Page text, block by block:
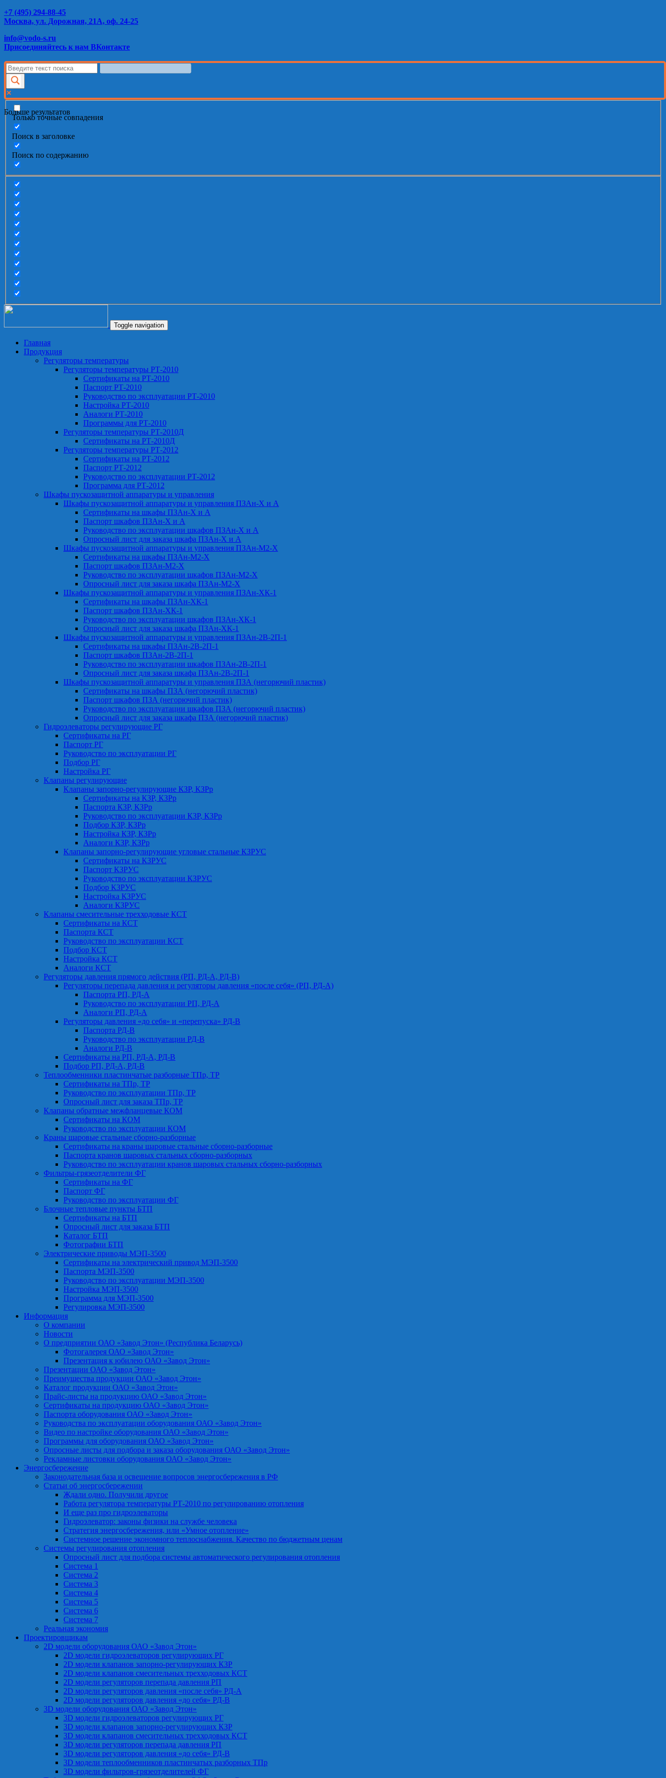
+7 (495) 294-88-45
Москва, ул. Дорожная, 21А, оф. 24-25
info@vodo-s.ru
Присоединяйтесь к нам ВКонтакте
Больше результатов
Только точные совпадения
Поиск в заголовке
Поиск по содержанию
Toggle navigation
Главная
Продукция
Регуляторы температуры
Регуляторы температуры РТ-2010
Сертификаты на РТ-2010
Паспорт РТ-2010
Руководство по эксплуатации РТ-2010
Настройка РТ-2010
Аналоги РТ-2010
Программы для РТ-2010
Регуляторы температуры РТ-2010Д
Сертификаты на РТ-2010Д
Регуляторы температуры РТ-2012
Сертификаты на РТ-2012
Паспорт РТ-2012
Руководство по эксплуатации РТ-2012
Программа для РТ-2012
Шкафы пускозащитной аппаратуры и управления
Шкафы пускозащитной аппаратуры и управления ПЗАн-Х и А
Сертификаты на шкафы ПЗАн-Х и А
Паспорт шкафов ПЗАн-Х и А
Руководство по эксплуатации шкафов ПЗАн-Х и А
Опросный лист для заказа шкафа ПЗАн-Х и А
Шкафы пускозащитной аппаратуры и управления ПЗАн-М2-Х
Сертификаты на шкафы ПЗАн-М2-Х
Паспорт шкафов ПЗАн-М2-Х
Руководство по эксплуатации шкафов ПЗАн-М2-Х
Опросный лист для заказа шкафа ПЗАн-М2-Х
Шкафы пускозащитной аппаратуры и управления ПЗАн-ХК-1
Сертификаты на шкафы ПЗАн-ХК-1
Паспорт шкафов ПЗАн-ХК-1
Руководство по эксплуатации шкафов ПЗАн-ХК-1
Опросный лист для заказа шкафа ПЗАн-ХК-1
Шкафы пускозащитной аппаратуры и управления ПЗАн-2В-2П-1
Сертификаты на шкафы ПЗАн-2В-2П-1
Паспорт шкафов ПЗАн-2В-2П-1
Руководство по эксплуатации шкафов ПЗАн-2В-2П-1
Опросный лист для заказа шкафа ПЗАн-2В-2П-1
Шкафы пускозащитной аппаратуры и управления ПЗА (негорючий пластик)
Сертификаты на шкафы ПЗА (негорючий пластик)
Паспорт шкафов ПЗА (негорючий пластик)
Руководство по эксплуатации шкафов ПЗА (негорючий пластик)
Опросный лист для заказа шкафа ПЗА (негорючий пластик)
Гидроэлеваторы регулирующие РГ
Сертификаты на РГ
Паспорт РГ
Руководство по эксплуатации РГ
Подбор РГ
Настройка РГ
Клапаны регулирующие
Клапаны запорно-регулирующие КЗР, КЗРр
Сертификаты на КЗР, КЗРр
Паспорта КЗР, КЗРр
Руководство по эксплуатации КЗР, КЗРр
Подбор КЗР, КЗРр
Настройка КЗР, КЗРр
Аналоги КЗР, КЗРр
Клапаны запорно-регулирующие угловые стальные КЗРУС
Сертификаты на КЗРУС
Паспорт КЗРУС
Руководство по эксплуатации КЗРУС
Подбор КЗРУС
Настройка КЗРУС
Аналоги КЗРУС
Клапаны смесительные трехходовые КСТ
Сертификаты на КСТ
Паспорта КСТ
Руководство по эксплуатации КСТ
Подбор КСТ
Настройка КСТ
Аналоги КСТ
Регуляторы давления прямого действия (РП, РД-А, РД-В)
Регуляторы перепада давления и регуляторы давления «после себя» (РП, РД-А)
Паспорта РП, РД-А
Руководство по эксплуатации РП, РД-А
Аналоги РП, РД-А
Регуляторы давления «до себя» и «перепуска» РД-В
Паспорта РД-В
Руководство по эксплуатации РД-В
Аналоги РД-В
Сертификаты на РП, РД-А, РД-В
Подбор РП, РД-А, РД-В
Теплообменники пластинчатые разборные ТПр, ТР
Сертификаты на ТПр, ТР
Руководство по эксплуатации ТПр, ТР
Опросный лист для заказа ТПр, ТР
Клапаны обратные межфланцевые КОМ
Сертификаты на КОМ
Руководство по эксплуатации КОМ
Краны шаровые стальные сборно-разборные
Сертификаты на краны шаровые стальные сборно-разборные
Паспорта кранов шаровых стальных сборно-разборных
Руководство по эксплуатации кранов шаровых стальных сборно-разборных
Фильтры-грязеотделители ФГ
Сертификаты на ФГ
Паспорт ФГ
Руководство по эксплуатации ФГ
Блочные тепловые пункты БТП
Сертификаты на БТП
Опросный лист для заказа БТП
Каталог БТП
Фотографии БТП
Электрические приводы МЭП-3500
Сертификаты на электрический привод МЭП-3500
Паспорта МЭП-3500
Руководство по эксплуатации МЭП-3500
Настройка МЭП-3500
Программа для МЭП-3500
Регулировка МЭП-3500
Информация
О компании
Новости
О предприятии ОАО «Завод Этон» (Республика Беларусь)
Фотогалерея ОАО «Завод Этон»
Презентация к юбилею ОАО «Завод Этон»
Презентации ОАО «Завод Этон»
Преимущества продукции ОАО «Завод Этон»
Каталог продукции ОАО «Завод Этон»
Прайс-листы на продукцию ОАО «Завод Этон»
Сертификаты на продукцию ОАО «Завод Этон»
Паспорта оборудования ОАО «Завод Этон»
Руководства по эксплуатации оборудования ОАО «Завод Этон»
Видео по настройке оборудования ОАО «Завод Этон»
Программы для оборудования ОАО «Завод Этон»
Опросные листы для подбора и заказа оборудования ОАО «Завод Этон»
Рекламные листовки оборудования ОАО «Завод Этон»
Энергосбережение
Законодательная база и освещение вопросов энергосбережения в РФ
Статьи об энергосбережении
Ждали одно. Получили другое
Работа регулятора температуры РТ-2010 по регулированию отопления
И еще раз про гидроэлеваторы
Гидроэлеватор: законы физики на службе человека
Стратегия энергосбережения, или «Умное отопление»
Системное решение экономного теплоснабжения. Качество по бюджетным ценам
Системы регулирования отопления
Опросный лист для подбора системы автоматического регулирования отопления
Система 1
Система 2
Система 3
Система 4
Система 5
Система 6
Система 7
Реальная экономия
Проектировщикам
2D модели оборудования ОАО «Завод Этон»
2D модели гидроэлеваторов регулирующих РГ
2D модели клапанов запорно-регулирующих КЗР
2D модели клапанов смесительных трехходовых КСТ
2D модели регуляторов перепада давления РП
2D модели регуляторов давления «после себя» РД-А
2D модели регуляторов давления «до себя» РД-В
3D модели оборудования ОАО «Завод Этон»
3D модели гидроэлеваторов регулирующих РГ
3D модели клапанов запорно-регулирующих КЗР
3D модели клапанов смесительных трехходовых КСТ
3D модели регуляторов перепада давления РП
3D модели регуляторов давления «до себя» РД-В
3D модели теплообменников пластинчатых разборных ТПр
3D модели фильтров-грязеотделителей ФГ